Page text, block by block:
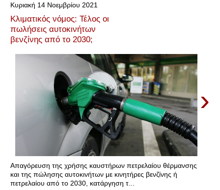
Κυριακή 14 Νοεμβρίου 2021
Κλιματικός νόμος: Τέλος οι
πωλήσεις αυτοκινήτων
βενζίνης από το 2030;
›
Απαγόρευση της χρήσης καυστήρων πετρελαίου θέρμανσης
και της πώλησης αυτοκινήτων με κινητήρες βενζίνης ή
πετρελαίου από το 2030, κατάργηση τ...